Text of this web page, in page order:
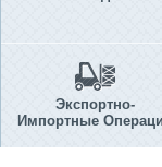
Экспортно-
Импортные